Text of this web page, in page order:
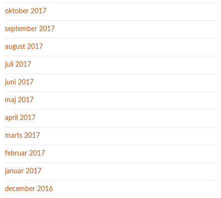
oktober 2017
september 2017
august 2017
juli 2017
juni 2017
maj 2017
april 2017
marts 2017
februar 2017
januar 2017
december 2016